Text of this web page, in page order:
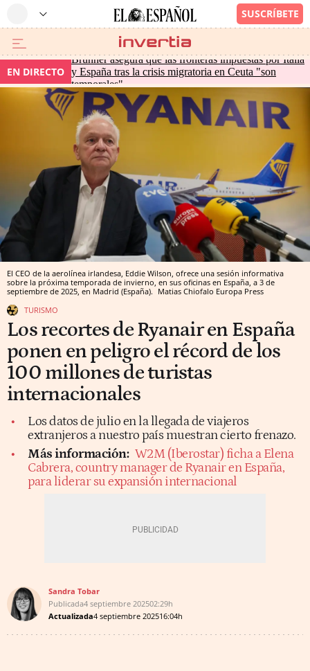
EN DIRECTO
Brunner asegura que las fronteras impuestas por Italia
y España tras la crisis migratoria en Ceuta "son
temporales"
El CEO de la aerolínea irlandesa, Eddie Wilson, ofrece una sesión informativa
sobre la próxima temporada de invierno, en sus oficinas en España, a 3 de
septiembre de 2025, en Madrid (España). Matias Chiofalo Europa Press
TURISMO
Los recortes de Ryanair en España
ponen en peligro el récord de los
100 millones de turistas
internacionales
Los datos de julio en la llegada de viajeros
extranjeros a nuestro país muestran cierto frenazo.
Más información: W2M (Iberostar) ficha a Elena
Cabrera, country manager de Ryanair en España,
para liderar su expansión internacional
Sandra Tobar
Publicada4 septiembre 202502:29h
Actualizada4 septiembre 202516:04h